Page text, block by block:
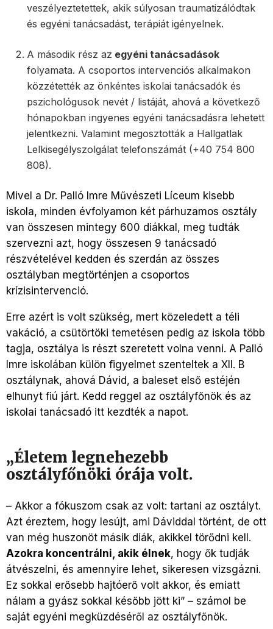
veszélyeztetettek, akik súlyosan traumatizálódtak
és egyéni tanácsadást, terápiát igényelnek.
A második rész az egyéni tanácsadások
folyamata. A csoportos intervenciós alkalmakon
közzétették az önkéntes iskolai tanácsadók és
pszichológusok nevét / listáját, ahová a következő
hónapokban ingyenes egyéni tanácsadásra lehetett
jelentkezni. Valamint megosztották a Hallgatlak
Lelkisegélyszolgálat telefonszámát (+40 754 800
808).
Mivel a Dr. Palló Imre Művészeti Líceum kisebb
iskola, minden évfolyamon két párhuzamos osztály
van összesen mintegy 600 diákkal, meg tudták
szervezni azt, hogy összesen 9 tanácsadó
részvételével kedden és szerdán az összes
osztályban megtörténjen a csoportos
krízisintervenció.
Erre azért is volt szükség, mert közeledett a téli
vakáció, a csütörtöki temetésen pedig az iskola több
tagja, osztálya is részt szeretett volna venni. A Palló
Imre iskolában külön figyelmet szenteltek a XII. B
osztálynak, ahová Dávid, a baleset első estéjén
elhunyt fiú járt. Kedd reggel az osztályfőnök és az
iskolai tanácsadó itt kezdték a napot.
„Életem legnehezebb
osztályfőnöki órája volt.
– Akkor a fókuszom csak az volt: tartani az osztályt.
Azt éreztem, hogy lesújt, ami Dáviddal történt, de ott
van még huszonöt másik diák, akikkel törődni kell.
Azokra koncentrálni, akik élnek, hogy ők tudják
átvészelni, és amennyire lehet, sikeresen vizsgázni.
Ez sokkal erősebb hajtóerő volt akkor, és emiatt
nálam a gyász sokkal később jött ki” – számol be
saját egyéni megküzdéséről az osztályfőnök.